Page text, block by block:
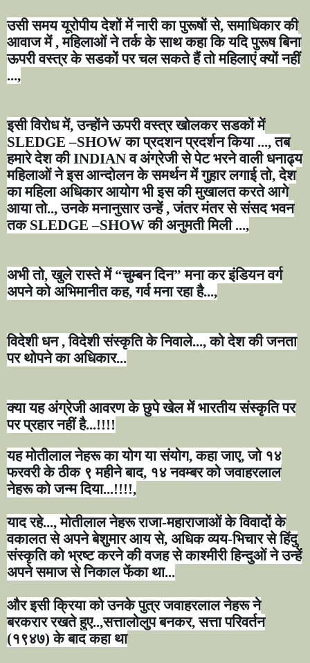
उसी समय यूरोपीय देशों में नारी का पुरूषों से,समाधिकार की
आवाज में,महिलाओं ने तर्क के साथ कहा कि यदि पुरूष बिना
ऊपरी वस्त्र के सडकों पर चल सकते हैं तो महिलाएं क्यों नहीं
...,
इसी विरोध में,उन्होंने ऊपरी वस्त्र खोलकर सडकों में
SLEDGE –SHOWका प्रदशन प्रदर्शन किया ...,तब
हमारे देश कीINDIANव अंग्रेजी से पेट भरने वाली धनाढ्य
महिलाओं ने इस आन्दोलन के समर्थन में गुहार लगाई तो,देश
का महिला अधिकार आयोग भी इस की मुखालत करते आगे
आया तो..,उनके मनानुसार उन्हें,जंतर मंतर से संसद भवन
तक SLEDGE –SHOWकी अनुमती मिली ...,
अभी तो,खुले रास्ते में “चुम्बन दिन”मना कर इंडियन वर्ग
अपने को अभिमानीत कह,गर्व मना रहा है...,
विदेशी धन,विदेशी संस्कृति के निवाले...,को देश की जनता
पर थोपने का अधिकार...
क्या यह अंग्रेजी आवरण के छुपे खेल में भारतीय संस्कृति पर
पर प्रहार नहीं है...!!!!
यह मोतीलाल नेहरू का योग या संयोग,कहा जाए,जो १४
फरवरी के ठीक ९ महीने बाद, १४ नवम्बर को जवाहरलाल
नेहरू को जन्म दिया...!!!!,
याद रहे...,मोतीलाल नेहरू राजा-महाराजाओं के विवादों के
वकालत से अपने बेशुमार आय से, अधिक व्यय-भिचार से हिंदु
संस्कृति को भ्रष्ट करने की वजह से काश्मीरी हिन्दुओं ने उन्हें
अपने समाज से निकाल फेंका था...
और इसी क्रिया को उनके पुत्र जवाहरलाल नेहरू ने
बरकरार रखते हुए..,सत्तालोलुप बनकर,सत्ता परिवर्तन
(१९४७) के बाद कहा था